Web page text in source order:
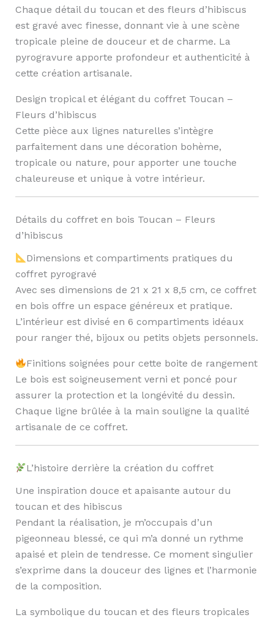
Chaque détail du toucan et des fleurs d’hibiscus
est gravé avec finesse, donnant vie à une scène
tropicale pleine de douceur et de charme. La
pyrogravure apporte profondeur et authenticité à
cette création artisanale.
Design tropical et élégant du coffret Toucan –
Fleurs d’hibiscus
Cette pièce aux lignes naturelles s’intègre
parfaitement dans une décoration bohème,
tropicale ou nature, pour apporter une touche
chaleureuse et unique à votre intérieur.
Détails du coffret en bois Toucan – Fleurs
d’hibiscus
Dimensions et compartiments pratiques du
coffret pyrogravé
Avec ses dimensions de 21 x 21 x 8,5 cm, ce coffret
en bois offre un espace généreux et pratique.
L’intérieur est divisé en 6 compartiments idéaux
pour ranger thé, bijoux ou petits objets personnels.
Finitions soignées pour cette boite de rangement
Le bois est soigneusement verni et poncé pour
assurer la protection et la longévité du dessin.
Chaque ligne brûlée à la main souligne la qualité
artisanale de ce coffret.
L’histoire derrière la création du coffret
Une inspiration douce et apaisante autour du
toucan et des hibiscus
Pendant la réalisation, je m’occupais d’un
pigeonneau blessé, ce qui m’a donné un rythme
apaisé et plein de tendresse. Ce moment singulier
s’exprime dans la douceur des lignes et l’harmonie
de la composition.
La symbolique du toucan et des fleurs tropicales